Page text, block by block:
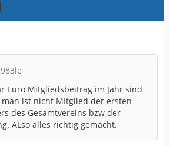
Euro Mitgliedsbeitrag im Jahr sind
ist nicht MItglied der ersten
des Gesamtvereins bzw der
ALso alles richtig gemacht.